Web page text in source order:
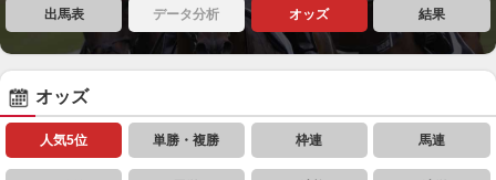
出馬表 データ分析 オッズ 結果
オッズ
人気5位 単勝・複勝 枠連 馬連